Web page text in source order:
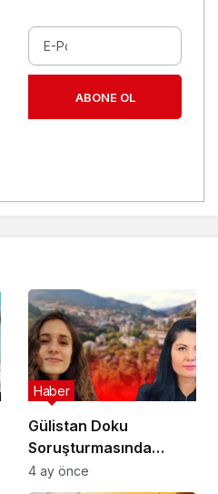
ABONE OL
Gülistan Doku
Soruşturmasında
Cinayet Şüphesiyle 7
Haber
4 ay önce